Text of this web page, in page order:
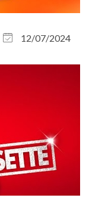
12/07/2024